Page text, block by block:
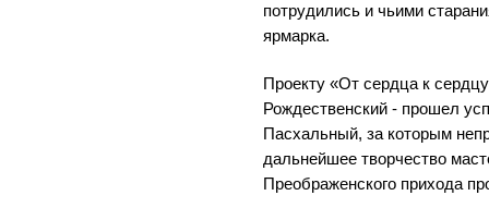
потрудились и чьими
ярмарка.
Проекту «От сердца к
Рождественский - прошел
Пасхальный, за которым
дальнейшее творчество
Преображенского прихода